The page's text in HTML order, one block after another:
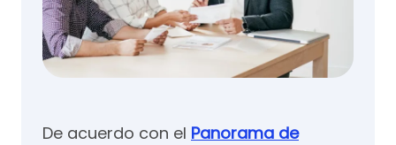
De acuerdo con el Panorama de